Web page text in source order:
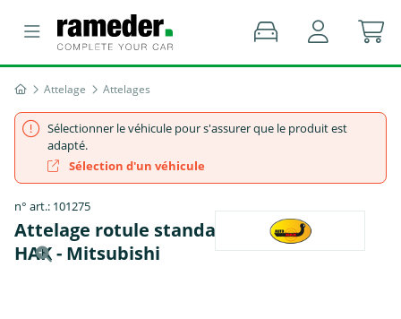
Attelage Attelages
Sélectionner le véhicule pour s'assurer que le produit est
adapté.
Sélection d'un véhicule
n° art.: 101275
Attelage rotule standard 2 trous AUTO-
HAK - Mitsubishi